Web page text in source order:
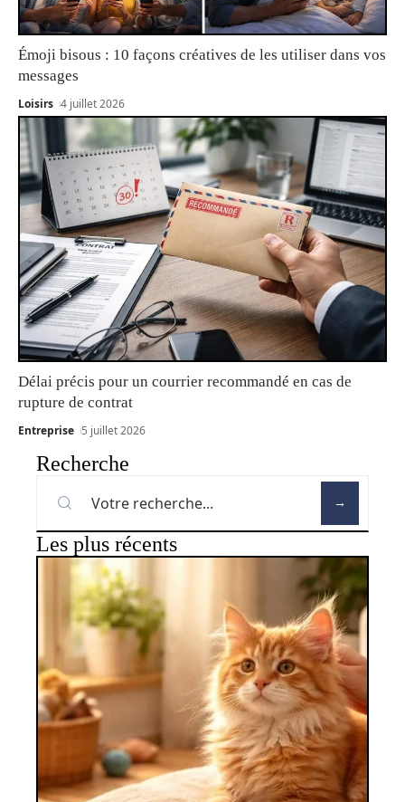
Émoji bisous : 10 façons créatives de les utiliser dans vos
messages
Loisirs 4 juillet 2026
Délai précis pour un courrier recommandé en cas de
rupture de contrat
Entreprise 5 juillet 2026
Recherche
Les plus récents